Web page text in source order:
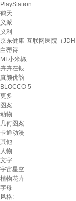
PlayStation
鹤天
义派
义利
京东健康-互联网医院（
白蒂诗
MI 小米椒
卉卉在银
真颜优韵
BLOCCO 5
更多
图案:
动物
几何图案
卡通动漫
其他
人物
文字
宇宙星空
植物花卉
字母
风格: